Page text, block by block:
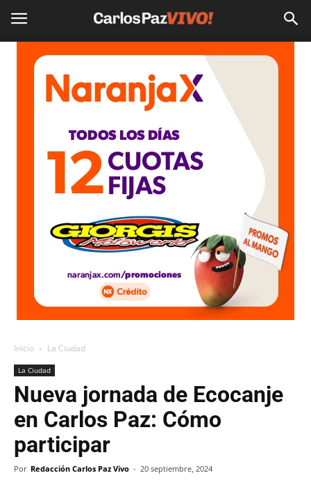
Inicio La Ciudad
La Ciudad
Nueva jornada de Ecocanje
en Carlos Paz: Cómo
participar
Por Redacción Carlos Paz Vivo - 20 septiembre, 2024